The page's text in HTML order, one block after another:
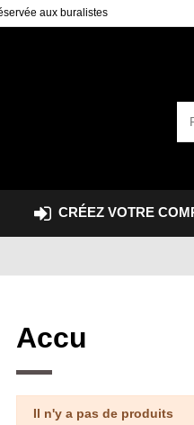
aux buralistes
CRÉEZ VOTRE
Accu
Il n'y a pas de produits